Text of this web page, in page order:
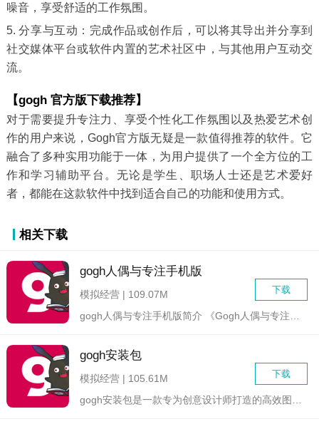
噪音，享受舒适的工作氛围。
5. 分享与互动：完成作品或创作后，可以将其导出并分享到
社交媒体平台或软件内置的艺术社区中，与其他用户互动交
流。
【gogh 官方版下载推荐】
对于需要提升专注力、享受个性化工作氛围以及热爱艺术创
作的用户来说，Gogh官方版无疑是一款值得推荐的软件。它
融合了多种实用功能于一体，为用户提供了一个全方位的工
作和学习辅助平台。无论是学生、职场人士还是艺术爱好
者，都能在这款软件中找到适合自己的功能和使用方式。
相关下载
gogh人偶与专注手机版
下载
模拟经营 | 109.07M
gogh安装包
下载
模拟经营 | 105.61M